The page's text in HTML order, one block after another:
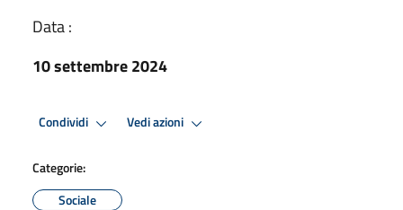
Data :
10 settembre 2024
Condividi Vedi azioni
Categorie:
Sociale